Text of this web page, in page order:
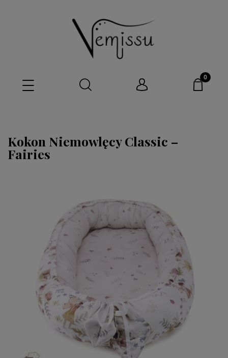
Kokon Niemowlęcy Classic –
Fairies